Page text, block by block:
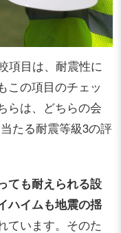
項目は、耐震性に
この項目のチェッ
らは、どちらの会
たる耐震等級3の評
ても耐えられる設
ハイムも地震の揺
ています。そのた